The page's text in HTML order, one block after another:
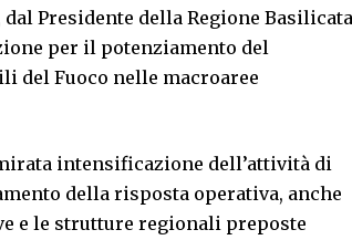
Presidente della Regione Basilicata
per il potenziamento del
del Fuoco nelle macroaree
intensificazione dell’attività di
della risposta operativa, anche
e le strutture regionali preposte